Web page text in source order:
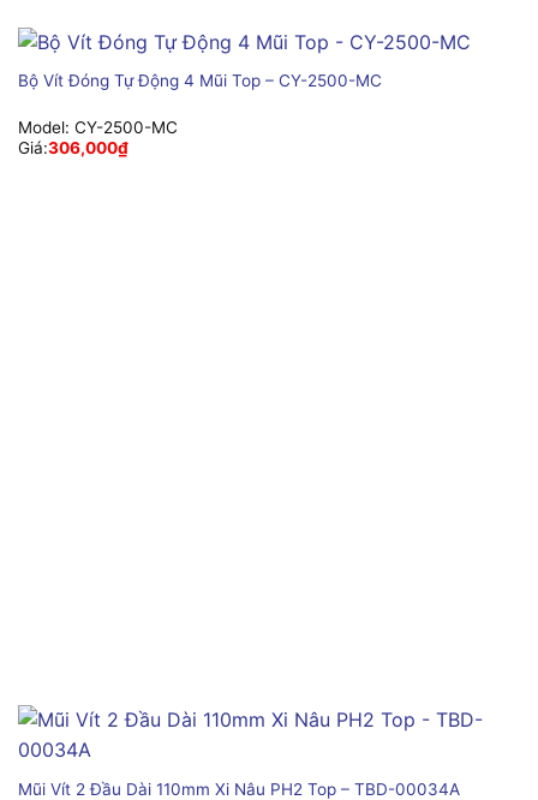
Bộ Vít Đóng Tự Động 4 Mũi Top – CY-2500-MC
Model: CY-2500-MC
Giá:306,000₫
Mũi Vít 2 Đầu Dài 110mm Xi Nâu PH2 Top – TBD-00034A